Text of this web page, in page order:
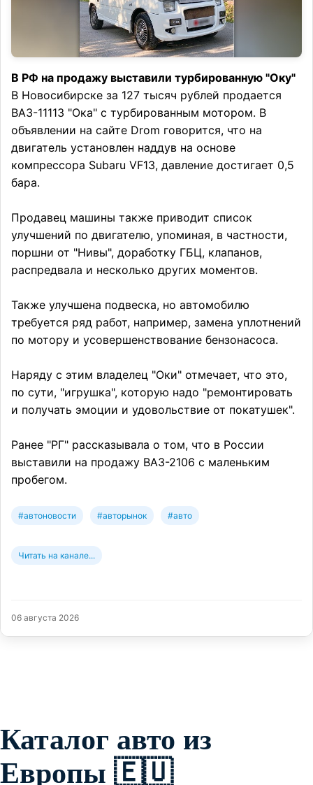
В РФ на продажу выставили турбированную "Оку"
В Новосибирске за 127 тысяч рублей продается
ВАЗ-11113 "Ока" с турбированным мотором. В
объявлении на сайте Drom говорится, что на
двигатель установлен наддув на основе
компрессора Subaru VF13, давление достигает 0,5
бара.
Продавец машины также приводит список
улучшений по двигателю, упоминая, в частности,
поршни от "Нивы", доработку ГБЦ, клапанов,
распредвала и несколько других моментов.
Также улучшена подвеска, но автомобилю
требуется ряд работ, например, замена уплотнений
по мотору и усовершенствование бензонасоса.
Наряду с этим владелец "Оки" отмечает, что это,
по сути, "игрушка", которую надо "ремонтировать
и получать эмоции и удовольствие от покатушек".
Ранее "РГ" рассказывала о том, что в России
выставили на продажу ВАЗ-2106 с маленьким
пробегом.
#автоновости #авторынок #авто
Читать на канале...
06 августа 2026
Каталог авто из
Европы 🇪🇺